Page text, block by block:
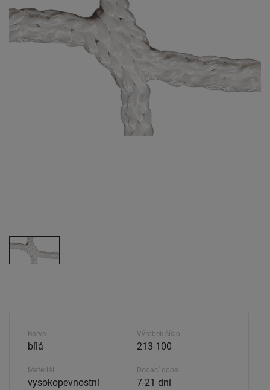
Barva
bílá
Materiál
vysokopevnostní
Výrobek číslo
213-100
Dodací doba.
7-21 dní